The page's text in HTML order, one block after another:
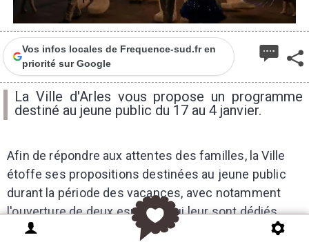
Vos infos locales de Frequence-sud.fr en
priorité sur Google
La Ville d'Arles vous propose un programme
destiné au jeune public du 17 au 4 janvier.
Afin de répondre aux attentes des familles, la Ville
étoffe ses propositions destinées au jeune public
durant la période des vacances, avec notamment
l'ouverture de deux espaces qui leur sont dédiés.